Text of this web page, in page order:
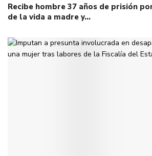
Recibe hombre 37 años de prisión
de la vida a madre y…